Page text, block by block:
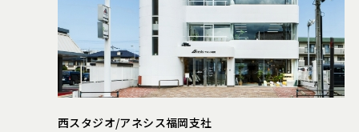
西スタジオ/アネシス福岡支社